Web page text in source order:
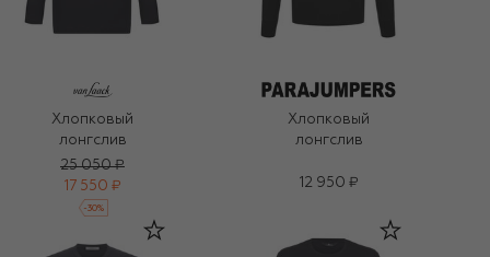
Хлопковый
лонгслив
25 050 ₽
17 550 ₽
-30%
Хлопковый
лонгслив
12 950 ₽